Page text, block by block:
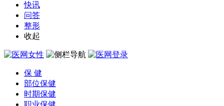
快讯
问答
整形
收起
保 健
部位保健
时期保健
职业保健